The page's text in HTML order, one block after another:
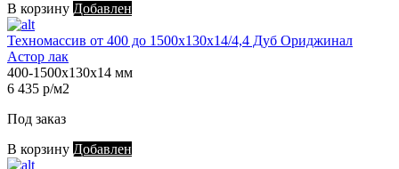
В корзину Добавлен
Техномассив от 400 до 1500х130х14/4,4 Дуб Ориджинал
Астор лак
400-1500х130х14 мм
6 435 р/м2
Под заказ
В корзину Добавлен